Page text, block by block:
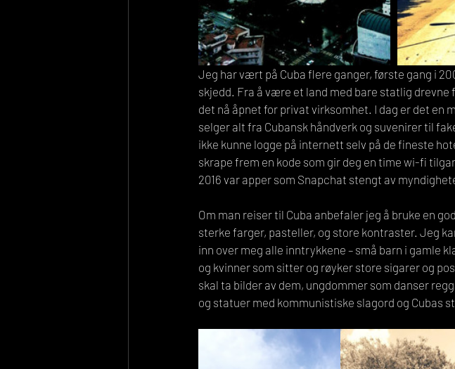
Jeg har vært på Cuba flere ganger, første gang i
skjedd. Fra å være et land med bare statlig
det nå åpnet for privat virksomhet. I dag er det en
selger alt fra Cubansk håndverk og suvenirer til
ikke kunne logge på internett selv på de fineste
skrape frem en kode som gir deg en time wi-fi
2016 var apper som Snapchat stengt av
Om man reiser til Cuba anbefaler jeg å bruke en
sterke farger, pasteller, og store kontraster. Jeg
inn over meg alle inntrykkene – små barn i gamle
og kvinner som sitter og røyker store sigarer og
skal ta bilder av dem, ungdommer som danser
og statuer med kommunistiske slagord og Cubas